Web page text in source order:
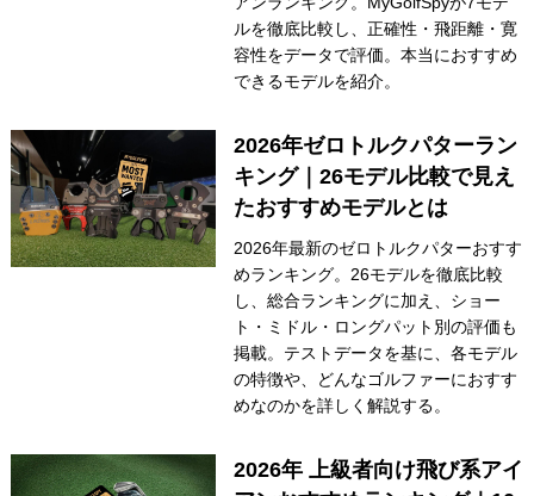
ルを徹底比較し、正確性・飛距離・寛
容性をデータで評価。本当におすすめ
できるモデルを紹介。
2026年ゼロトルクパターラン
キング｜26モデル比較で見え
たおすすめモデルとは
2026年最新のゼロトルクパターおすす
めランキング。26モデルを徹底比較
し、総合ランキングに加え、ショー
ト・ミドル・ロングパット別の評価も
掲載。テストデータを基に、各モデル
の特徴や、どんなゴルファーにおすす
めなのかを詳しく解説する。
2026年 上級者向け飛び系アイ
OTHER
Editor’s Picks 編集部のおすすめ
Our Team 私たちのチーム
Our Mission 私たちの使命
MyGolfSpyJapanとは？